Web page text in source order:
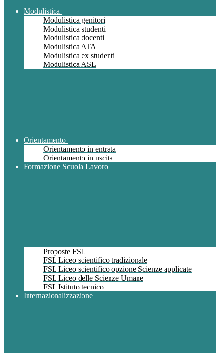
Modulistica
Modulistica genitori
Modulistica studenti
Modulistica docenti
Modulistica ATA
Modulistica ex studenti
Modulistica ASL
Orientamento
Orientamento in entrata
Orientamento in uscita
Formazione Scuola Lavoro
Proposte FSL
FSL Liceo scientifico tradizionale
FSL Liceo scientifico opzione Scienze applicate
FSL Liceo delle Scienze Umane
FSL Istituto tecnico
Internazionalizzazione